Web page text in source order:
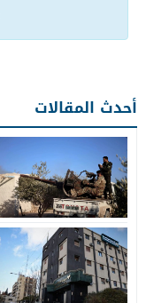
أحدث المقالات